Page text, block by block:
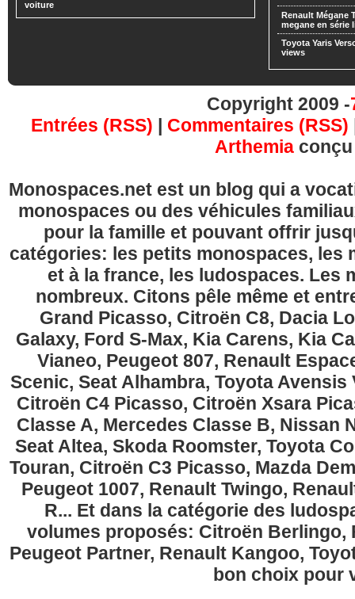
voiture
Renault Mégane
megane en série
Toyota Yaris
views
Copyright 2009 -
Entrées (RSS) | Commentaires (RSS)
Arthemia
Monospaces.net est un blog qui a
monospaces ou des véhicules
pour la famille et pouvant offrir
catégories: les petits monospaces, les
et à la france, les ludospaces. Les
nombreux. Citons pêle même et
Grand Picasso, Citroën C8, Dacia
Galaxy, Ford S-Max, Kia Carens, Kia
Vianeo, Peugeot 807, Renault
Scenic, Seat Alhambra, Toyota
Citroën C4 Picasso, Citroën Xsara
Classe A, Mercedes Classe B, Nissan
Seat Altea, Skoda Roomster, Toyota
Touran, Citroën C3 Picasso, Mazda
Peugeot 1007, Renault Twingo,
R... Et dans la catégorie des
volumes proposés: Citroën Berlingo,
Peugeot Partner, Renault Kangoo,
bon choix pour